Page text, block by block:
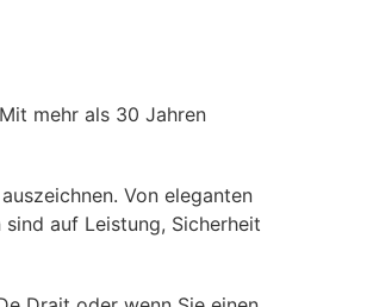
mehr als 30 Jahren
Von eleganten
auf Leistung, Sicherheit